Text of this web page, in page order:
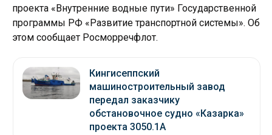
проекта «Внутренние водные пути» Государственной
программы РФ «Развитие транспортной системы». Об
этом сообщает Росморречфлот.
Кингисеппский
машиностроительный завод
передал заказчику
обстановочное судно «Казарка»
проекта 3050.1А